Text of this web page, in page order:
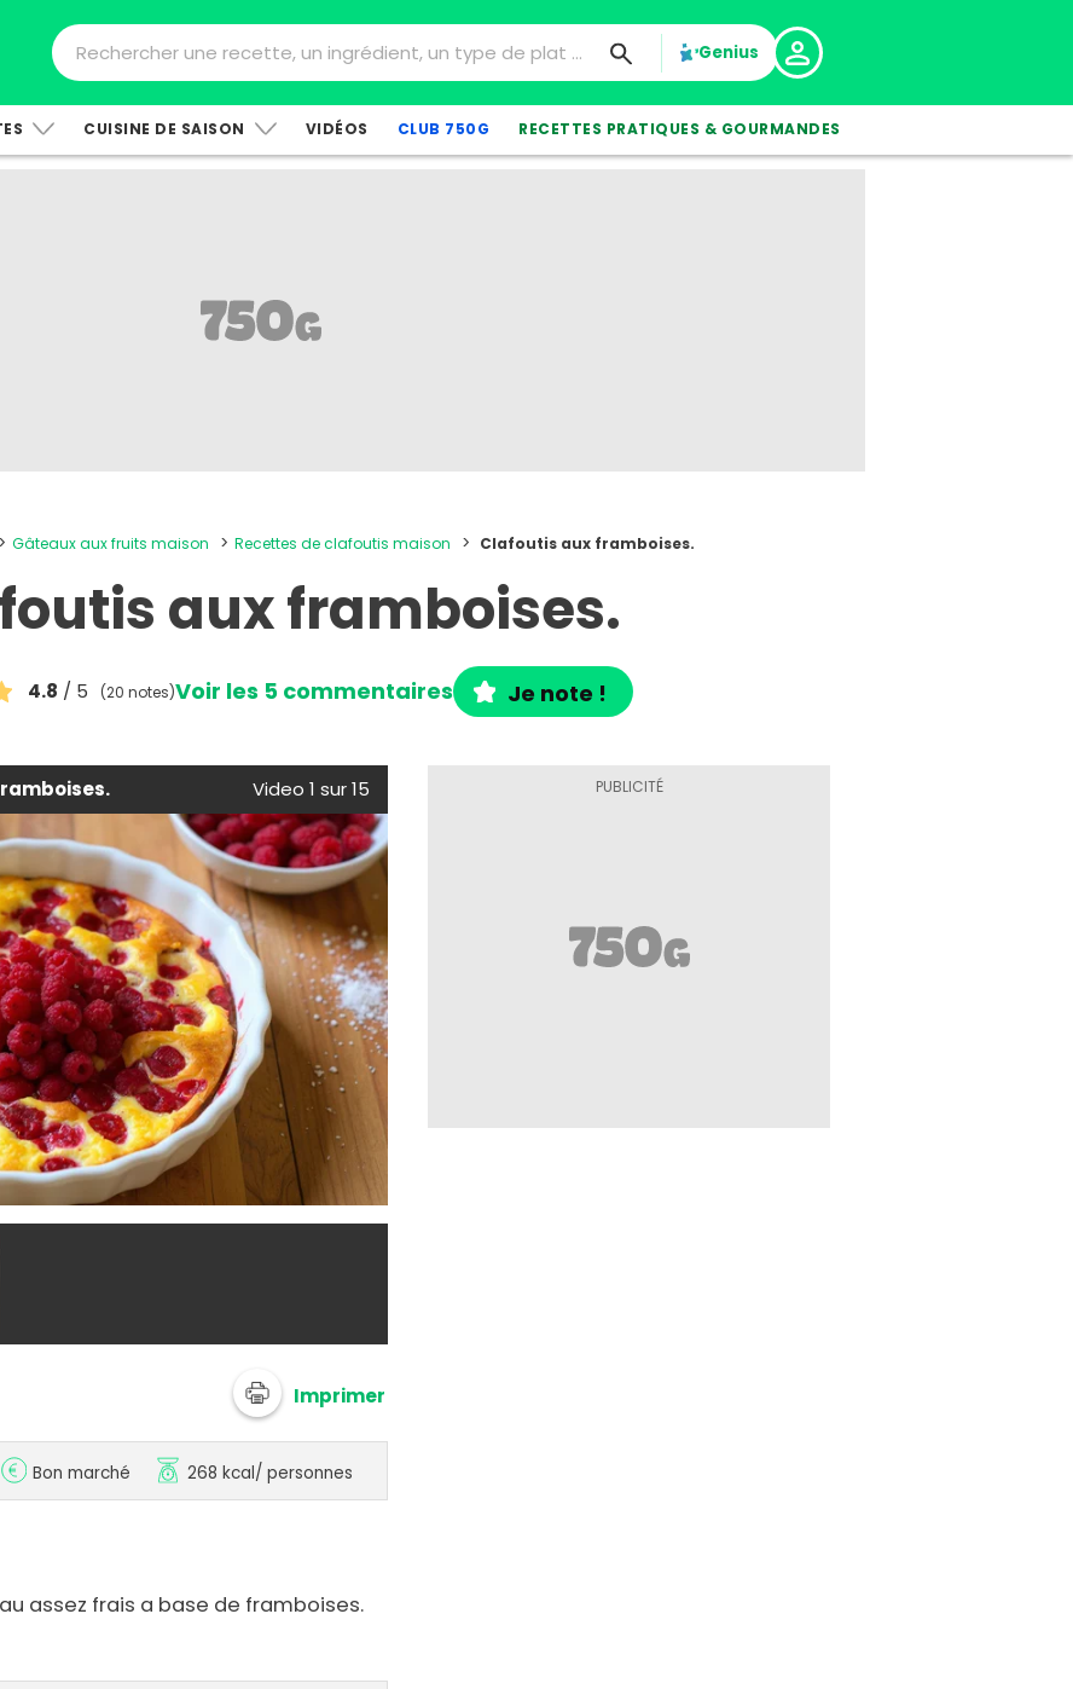
Genius
CUISINE DE SAISON VIDÉOS CLUB 750G RECETTES PRATIQUES & GOURMANDES
Gâteaux aux fruits maison Recettes de clafoutis maison Clafoutis aux framboises.
aux framboises.
4.8 / 5 (20 notes)Voir les 5 commentaires Je note !
Video 1 sur 15
Imprimer
Bon marché 268 kcal/ personnes
assez frais a base de framboises.